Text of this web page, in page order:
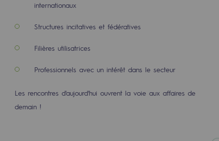
Le Labo
Acteur engagé
Ambition RSE
Responsabilité environnementale
Responsabilité environnementale
internationaux
Structures incitatives et fédératives
Filières utilisatrices
Professionnels avec un intérêt dans le secteur
Les rencontres d'aujourd'hui ouvrent la voie aux affaires de
demain !